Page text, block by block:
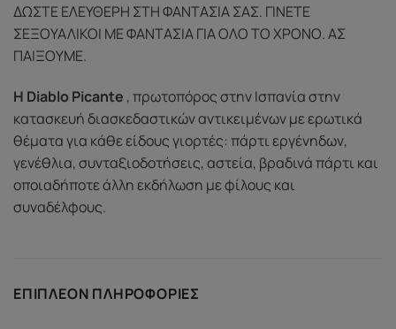
ΔΩΣΤΕ ΕΛΕΥΘΕΡΗ ΣΤΗ ΦΑΝΤΑΣΙΑ ΣΑΣ. ΓΙΝΕΤΕ
ΣΕΞΟΥΑΛΙΚΟΙ ΜΕ ΦΑΝΤΑΣΙΑ ΓΙΑ ΟΛΟ ΤΟ ΧΡΟΝΟ. ΑΣ
ΠΑΙΞΟΥΜΕ.
Η Diablo Picante , πρωτοπόρος στην Ισπανία στην
κατασκευή διασκεδαστικών αντικειμένων με ερωτικά
θέματα για κάθε είδους γιορτές: πάρτι εργένηδων,
γενέθλια, συνταξιοδοτήσεις, αστεία, βραδινά πάρτι και
οποιαδήποτε άλλη εκδήλωση με φίλους και
συναδέλφους.
ΕΠΙΠΛΈΟΝ ΠΛΗΡΟΦΟΡΊΕΣ